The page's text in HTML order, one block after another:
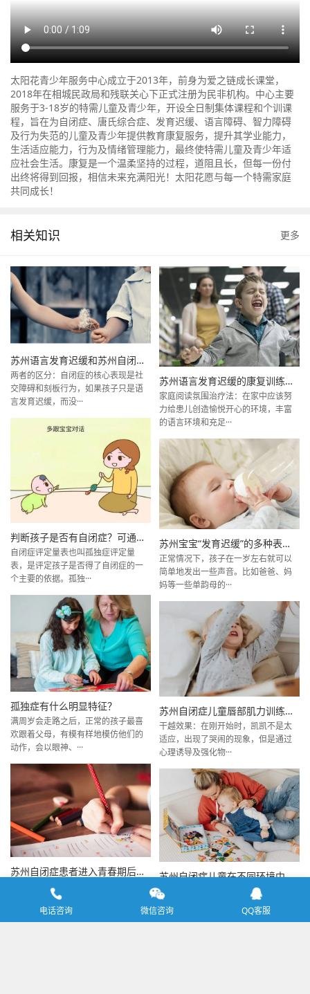
太阳花青少年服务中心成立于2013年，前身为爱之链成长课堂，
2018年在相城民政局和残联关心下正式注册为民非机构。中心主要
服务于3-18岁的特需儿童及青少年，开设全日制集体课程和个训课
程，旨在为自闭症、唐氏综合症、发育迟缓、语言障碍、智力障碍
及行为失范的儿童及青少年提供教育康复服务，提升其学业能力，
生活适应能力，行为及情绪管理能力，最终使特需儿童及青少年适
应社会生活。康复是一个温柔坚持的过程，道阻且长，但每一份付
出终将得到回报，相信未来充满阳光！太阳花愿与每一个特需家庭
共同成长！
相关知识 更多
苏州语言发育迟缓和苏州自闭症如何区分？
两者的区分：自闭症的核心表现是社
交障碍和刻板行为，如果孩子只是语
言发育迟缓，而没···
苏州语言发育迟缓的康复训练方法有哪些？？？
家庭阅读氛围治疗法：在家中应该努
力给患儿创造愉悦开心的环境，丰富
的语言环境和充足···
判断孩子是否有自闭症？可通过这5项检查确定
自闭症评定量表也叫孤独症评定量
表，是评定孩子是否得了自闭症的一
个主要的依据。孤独···
苏州宝宝“发育迟缓”的多种表现有哪些？
正常情况下，孩子在一岁左右就可以
简单地发出一些声音。比如爸爸、妈
妈等一些单韵母的···
孤独症有什么明显特征？
满周岁会走路之后，正常的孩子最喜
欢跟着父母，有模有样地模仿他们的
动作，会以眼神、···
苏州自闭症儿童唇部肌力训练的有效方法
干越效果：在刚开始时，凯凯不是太
适应，出现了哭闹的现象，但是通过
心理诱导及强化物···
苏州自闭症患者进入青春期后的躁动如何避免
全国著名自闭症专家张桂娥教授认
为，自闭症孩子的家庭训练应该在孩
子进入青春期后增加···
苏州自闭症儿童在不同环境中有什么样的表现？
患自闭症的孩子擅长记忆、反复做同
样的事，譬如有些孤独症孩子模仿画
得很仔细十分逼真···
电话咨询 微信咨询 QQ客服